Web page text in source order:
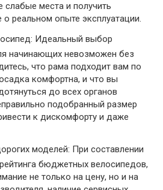
слабые места и получить
о реальном опыте эксплуатации.
Идеальный выбор
начинающих невозможен без
что рама подходит вам по
комфортна, и что вы
до всех органов
подобранный размер
к дискомфорту и даже
моделей: При составлении
бюджетных велосипедов,
не только на цену, но и на